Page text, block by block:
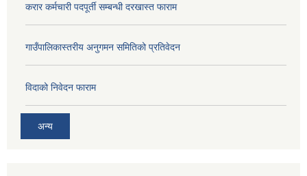
करार कर्मचारी पदपूर्ती सम्बन्धी दरखास्त फाराम
गाउँपालिकास्तरीय अनुगमन समितिको प्रतिवेदन
विदाको निवेदन फाराम
अन्य